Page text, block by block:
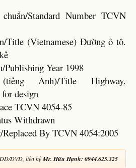
Standard Number TCVN
Title (Vietnamese) Đường ô tô.
Publishing Year 1998
Anh)/Title Highway.
design
TCVN 4054-85
Withdrawn
Replaced By TCVN 4054:2005
DVD, liên hệMr. Hữu Hạnh: 0944.625.325